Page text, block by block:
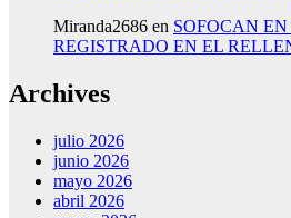
Miranda2686 en SOFOCAN
REGISTRADO EN EL
Archives
julio 2026
junio 2026
mayo 2026
abril 2026